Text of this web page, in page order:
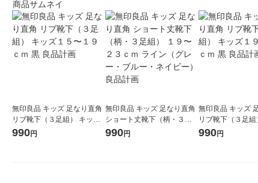
無印良品 キッズ 足なり直角
リブ靴下（３足組） キッズ
１５〜１９ｃｍ 黒 良品計画
990円
無印良品 キッズ 足なり直角
ショート丈靴下（柄・３足
組） １９〜２３ｃｍ ライン
990円
無印良品 キッズ
リブ靴下（３足組
１９〜２３ｃｍ 黒
990円